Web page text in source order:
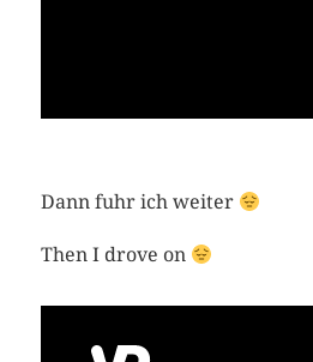
Dann fuhr ich weiter
Then I drove on